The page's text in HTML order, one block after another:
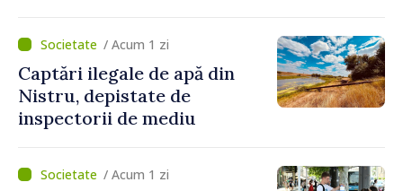
și a polițiștilor de frontieră
/ Acum 1 zi
Captări ilegale de apă din
Nistru, depistate de
inspectorii de mediu
/ Acum 1 zi